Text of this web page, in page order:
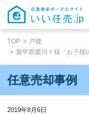
TOP
戸建
愛甲郡愛川Ｙ様「お子様
任意売却事例
2019年8月6日